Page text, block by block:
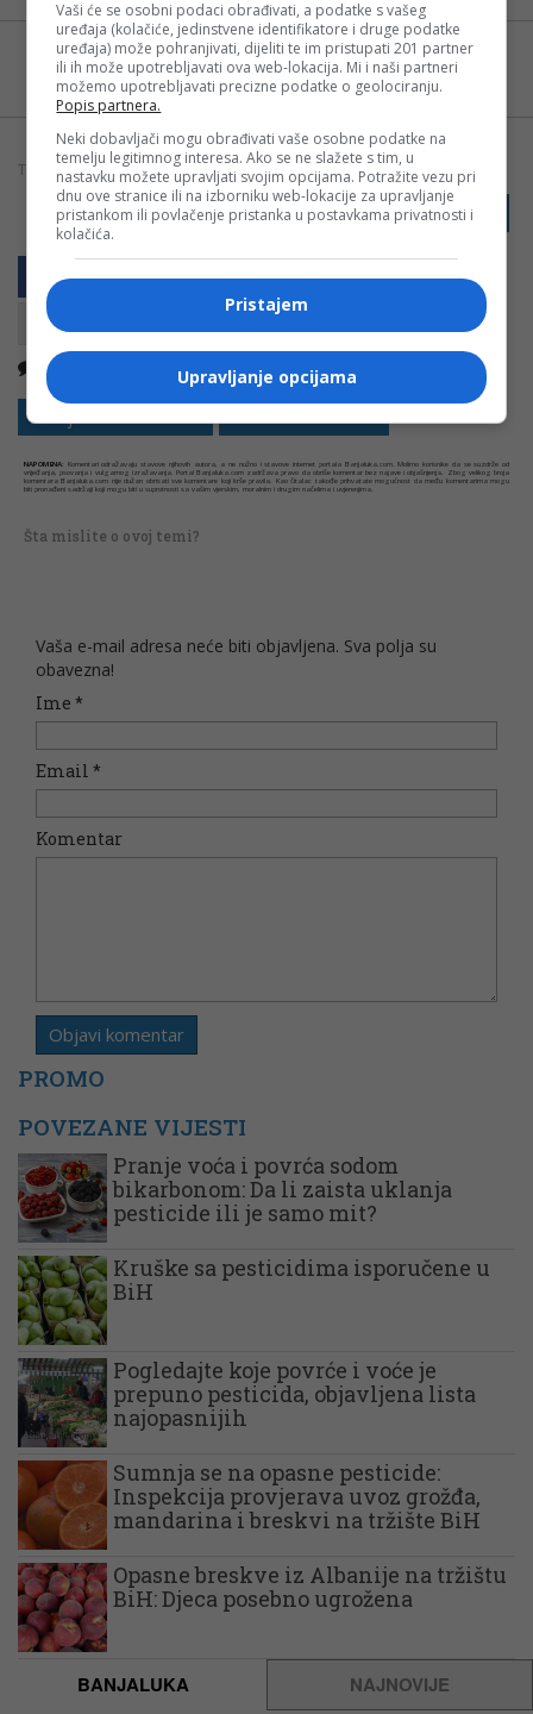
Možete nas pratiti i putem aplikacije za
Android
TAGOVI: PESTICIDI POVRĆE VOĆE ZDRAVLJE
PRIJAVI GREŠKU
Kopirati
Nema komentara
Sakrij sve komentare Prikaži komentare
NAPOMENA: Komentari odražavaju stavove njihovih autora, a ne nužno i stavove internet portala Banjaluka.com. Molimo korisnike da se suzdrže od
vrijeđanja, psovanja i vulgarnog izražavanja. Portal Banjaluka.com zadržava pravo da obriše komentar bez najave i objašnjenja. Zbog velikog broja
komentara Banjaluka.com nije dužan obrisati sve komentare koji krše pravila. Kao čitalac takođe prihvatate mogućnost da među komentarima mogu
biti pronađeni sadržaji koji mogu biti u suprotnosti sa vašim vjerskim, moralnim i drugim načelima i uvjerenjima.
Šta mislite o ovoj temi?
Vaša e-mail adresa neće biti objavljena. Sva polja su
obavezna!
Ime *
Email *
Komentar
PROMO
POVEZANE VIJESTI
Pranje voća i povrća sodom
bikarbonom: Da li zaista uklanja
pesticide ili je samo mit?
Kruške sa pesticidima isporučene u
BiH
Pogledajte koje povrće i voće je
prepuno pesticida, objavljena lista
najopasnijih
Sumnja se na opasne pesticide:
Inspekcija provjerava uvoz grožđa,
mandarina i breskvi na tržište BiH
Opasne breskve iz Albanije na tržištu
BiH: Djeca posebno ugrožena
BANJALUKA NAJNOVIJE
Vaši će se osobni podaci obrađivati, a podatke s vašeg
uređaja (kolačiće, jedinstvene identifikatore i druge podatke
uređaja) može pohranjivati, dijeliti te im pristupati 201 partner
ili ih može upotrebljavati ova web-lokacija. Mi i naši partneri
možemo upotrebljavati precizne podatke o geolociranju.
Popis partnera.
Neki dobavljači mogu obrađivati vaše osobne podatke na
temelju legitimnog interesa. Ako se ne slažete s tim, u
nastavku možete upravljati svojim opcijama. Potražite vezu pri
dnu ove stranice ili na izborniku web-lokacije za upravljanje
pristankom ili povlačenje pristanka u postavkama privatnosti i
kolačića.
Pristajem
Upravljanje opcijama